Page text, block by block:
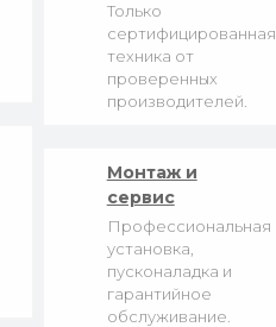
Только
сертифицированная
техника от
проверенных
производителей.
Монтаж и
сервис
Профессиональная
установка,
пусконаладка и
гарантийное
обслуживание.